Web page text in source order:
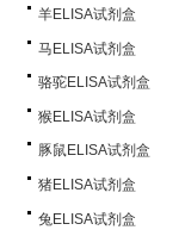
羊ELISA试剂盒
马ELISA试剂盒
骆驼ELISA试剂盒
猴ELISA试剂盒
豚鼠ELISA试剂盒
猪ELISA试剂盒
兔ELISA试剂盒